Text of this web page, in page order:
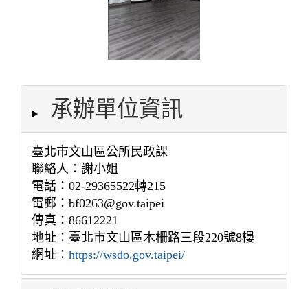
承辦單位資訊
臺北市文山區公所民政課
聯絡人：謝小姐
電話：02-29365522轉215
電郵：bf0263@gov.taipei
傳真：86612221
地址：臺北市文山區木柵路三段220號8樓
網址： https://wsdo.gov.taipei/